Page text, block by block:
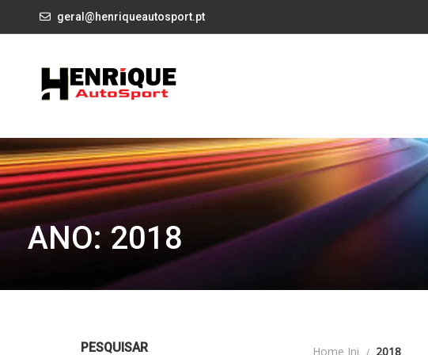
geral@henriqueautosport.pt
ANO: 2018
PESQUISAR Home Ini 2018